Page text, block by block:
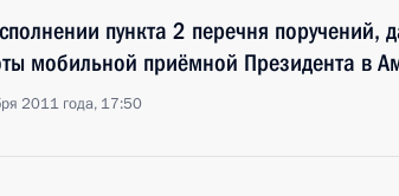
пункта 2 перечня поручений,
мобильной приёмной Президента в
2011 года, 17:50